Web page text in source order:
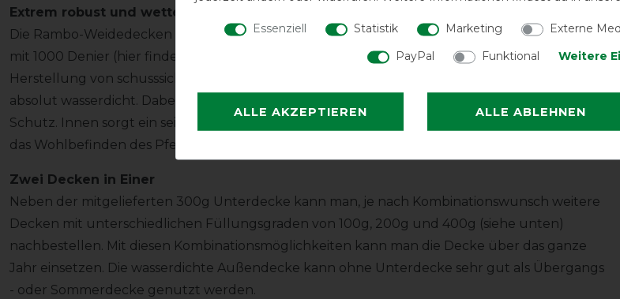
Extrem robust und wetterfest!
Die Rambo-Weidedecken glänzen durch den verarbeiteten Spezialstoff: das ballistische Nylon
mit 1000 Denier (hier finden Sie unsere
Infos zum Thema Denier) Faden (wird sonst bei der
Herstellung von schusssicheren Westen verwendet). Dieser Stoff ist extrem reißfest und
absolut wasserdicht. Dabei ist die Decke sehr atmungsaktiv und bietet so dem Pferd besten
Schutz. Innen sorgt ein seidenweiches, atmungsaktives und antistatisches Polyesterfutter für
das Wohlbefinden des Pferdes.
Zwei Decken in Einer
Neben der mitgelieferten 300g Unterdecke kann man, je nach Kombinationswunsch weitere
Decken mit unterschiedlichen Füllungsgraden von 100g, 200g und 400g (siehe unten)
nachbestellen. Mit diesen Kombinationsmöglichkeiten kann man die Decke über das ganze
Jahr einsetzen. Die wasserdichte Außendecke kann ohne Unterdecke sehr gut als Übergangs
- oder Sommerdecke genutzt werden.
Essenziell Statistik Marketing Externe
PayPal
Funktional Weitere
ALLE AKZEPTIEREN ALLE ABLEHNEN